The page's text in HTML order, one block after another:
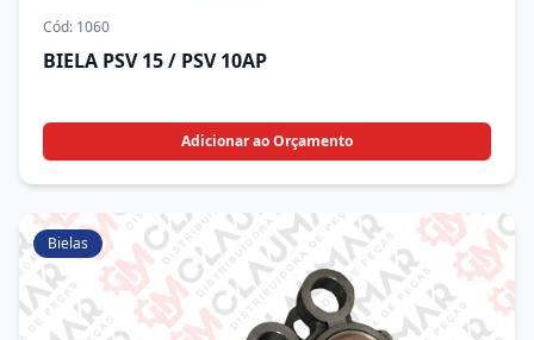
Cód: 1060
BIELA PSV 15 / PSV 10AP
Adicionar ao Orçamento
Bielas